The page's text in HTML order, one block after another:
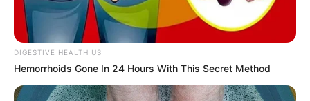
DIGESTIVE HEALTH US
Hemorrhoids Gone In 24 Hours With This Secret Method